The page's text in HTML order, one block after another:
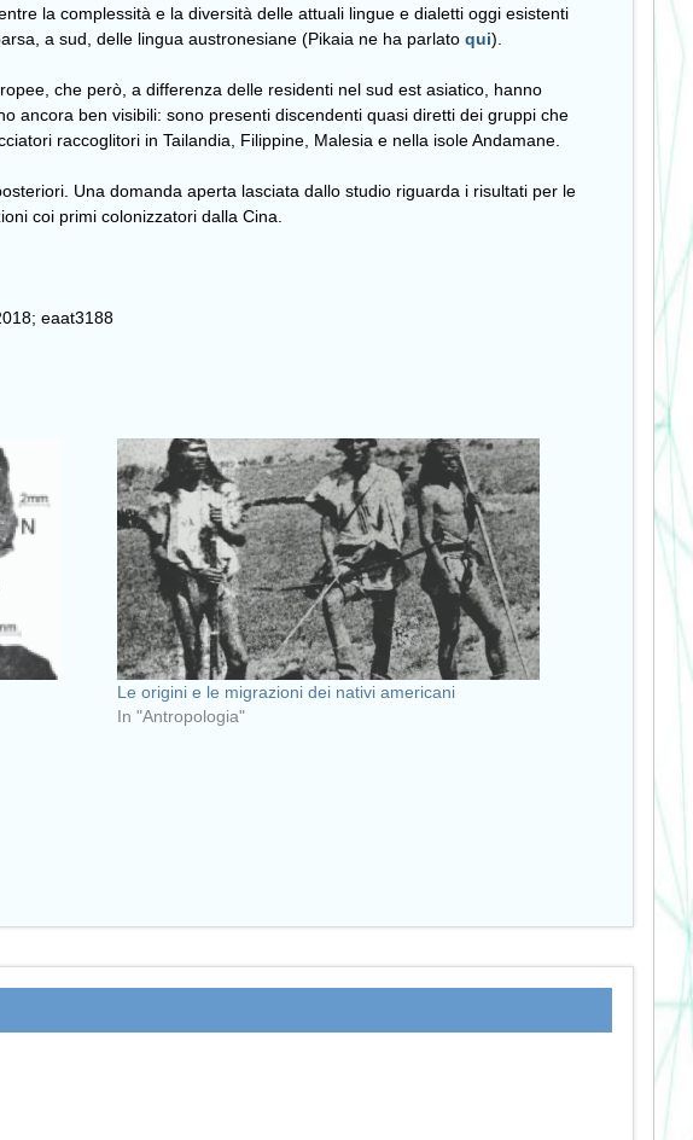
la complessità e la diversità delle attuali lingue e dialetti oggi esistenti
a sud, delle lingua austronesiane (Pikaia ne ha parlato qui).
che però, a differenza delle residenti nel sud est asiatico, hanno
ancora ben visibili: sono presenti discendenti quasi diretti dei gruppi che
raccoglitori in Tailandia, Filippine, Malesia e nella isole Andamane.
Una domanda aperta lasciata dallo studio riguarda i risultati per le
coi primi colonizzatori dalla Cina.
eaat3188
Le origini e le migrazioni dei nativi americani
In "Antropologia"